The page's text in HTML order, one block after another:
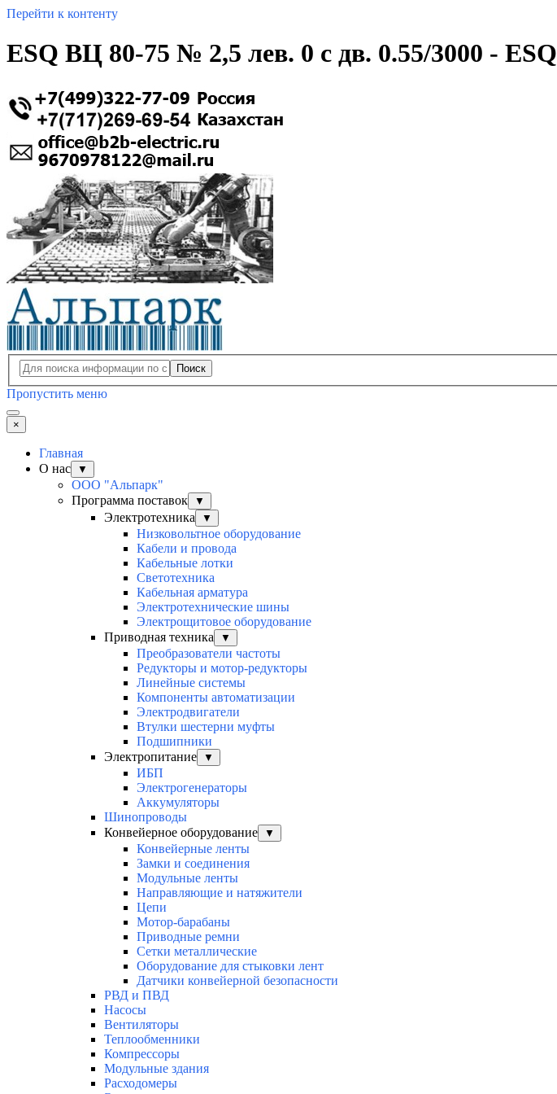
Перейти к контенту
ESQ ВЦ 80-75 № 2,5 лев. 0 с дв. 0.55/3000 - ESQ
Поиск
Пропустить меню
×
Главная
О нас
▼
ООО "Альпарк"
Программа поставок
▼
Электротехника ▼
Низковольтное оборудование
Кабели и провода
Кабельные лотки
Светотехника
Кабельная арматура
Электротехнические шины
Электрощитовое оборудование
Приводная техника
▼
Преобразователи частоты
Редукторы и мотор-редукторы
Линейные системы
Компоненты автоматизации
Электродвигатели
Втулки шестерни муфты
Подшипники
Электропитание
▼
ИБП
Электрогенераторы
Аккумуляторы
Шинопроводы
Конвейерное оборудование
▼
Конвейерные ленты
Замки и соединения
Модульные ленты
Направляющие и натяжители
Цепи
Мотор-барабаны
Приводные ремни
Сетки металлические
Оборудование для стыковки лент
Датчики конвейерной безопасности
РВД и ПВД
Насосы
Вентиляторы
Теплообменники
Компрессоры
Модульные здания
Расходомеры